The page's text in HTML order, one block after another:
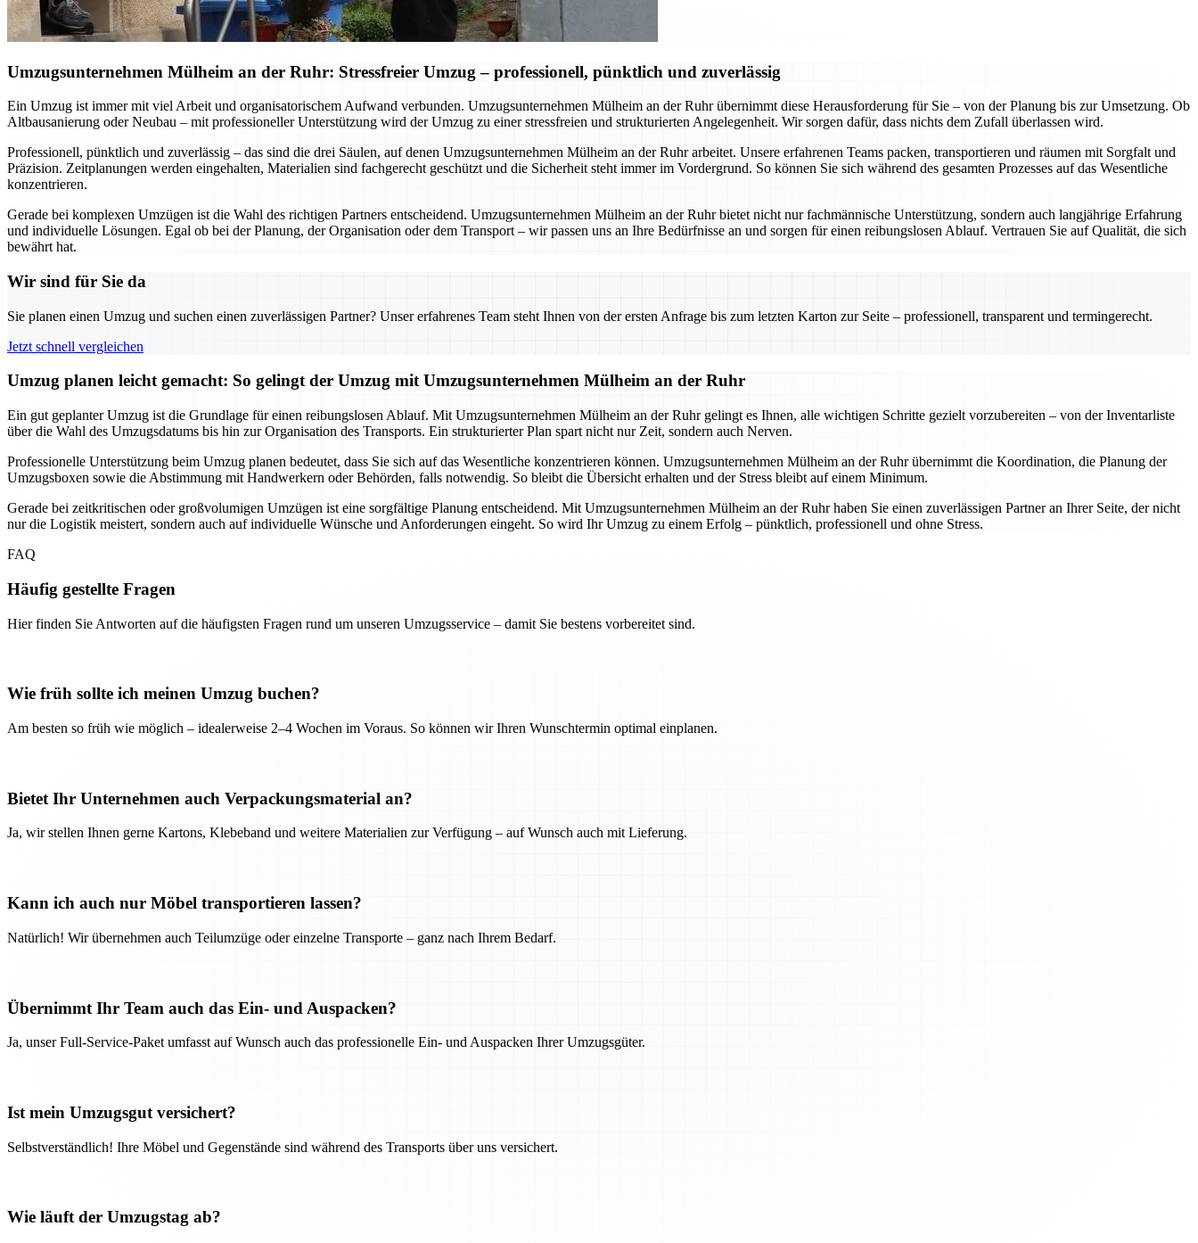
Umzugsunternehmen Mülheim an der Ruhr: Stressfreier Umzug – professionell, pünktlich und zuverlässig
Ein Umzug ist immer mit viel Arbeit und organisatorischem Aufwand verbunden. Umzugsunternehmen Mülheim an der Ruhr übernimmt diese Herausforderung für Sie – von der Planung bis zur Umsetzung. Ob
Altbausanierung oder Neubau – mit professioneller Unterstützung wird der Umzug zu einer stressfreien und strukturierten Angelegenheit. Wir sorgen dafür, dass nichts dem Zufall überlassen wird.
Professionell, pünktlich und zuverlässig – das sind die drei Säulen, auf denen Umzugsunternehmen Mülheim an der Ruhr arbeitet. Unsere erfahrenen Teams packen, transportieren und räumen mit Sorgfalt und
Präzision. Zeitplanungen werden eingehalten, Materialien sind fachgerecht geschützt und die Sicherheit steht immer im Vordergrund. So können Sie sich während des gesamten Prozesses auf das Wesentliche
konzentrieren.
Gerade bei komplexen Umzügen ist die Wahl des richtigen Partners entscheidend. Umzugsunternehmen Mülheim an der Ruhr bietet nicht nur fachmännische Unterstützung, sondern auch langjährige Erfahrung
und individuelle Lösungen. Egal ob bei der Planung, der Organisation oder dem Transport – wir passen uns an Ihre Bedürfnisse an und sorgen für einen reibungslosen Ablauf. Vertrauen Sie auf Qualität, die sich
bewährt hat.
Wir sind für Sie da
Sie planen einen Umzug und suchen einen zuverlässigen Partner? Unser erfahrenes Team steht Ihnen von der ersten Anfrage bis zum letzten Karton zur Seite – professionell, transparent und termingerecht.
Jetzt schnell vergleichen
Umzug planen leicht gemacht: So gelingt der Umzug mit Umzugsunternehmen Mülheim an der Ruhr
Ein gut geplanter Umzug ist die Grundlage für einen reibungslosen Ablauf. Mit Umzugsunternehmen Mülheim an der Ruhr gelingt es Ihnen, alle wichtigen Schritte gezielt vorzubereiten – von der Inventarliste
über die Wahl des Umzugsdatums bis hin zur Organisation des Transports. Ein strukturierter Plan spart nicht nur Zeit, sondern auch Nerven.
Professionelle Unterstützung beim Umzug planen bedeutet, dass Sie sich auf das Wesentliche konzentrieren können. Umzugsunternehmen Mülheim an der Ruhr übernimmt die Koordination, die Planung der
Umzugsboxen sowie die Abstimmung mit Handwerkern oder Behörden, falls notwendig. So bleibt die Übersicht erhalten und der Stress bleibt auf einem Minimum.
Gerade bei zeitkritischen oder großvolumigen Umzügen ist eine sorgfältige Planung entscheidend. Mit Umzugsunternehmen Mülheim an der Ruhr haben Sie einen zuverlässigen Partner an Ihrer Seite, der nicht
nur die Logistik meistert, sondern auch auf individuelle Wünsche und Anforderungen eingeht. So wird Ihr Umzug zu einem Erfolg – pünktlich, professionell und ohne Stress.
FAQ
Häufig gestellte Fragen
Hier finden Sie Antworten auf die häufigsten Fragen rund um unseren Umzugsservice – damit Sie bestens vorbereitet sind.
Wie früh sollte ich meinen Umzug buchen?
Am besten so früh wie möglich – idealerweise 2–4 Wochen im Voraus. So können wir Ihren Wunschtermin optimal einplanen.
Bietet Ihr Unternehmen auch Verpackungsmaterial an?
Ja, wir stellen Ihnen gerne Kartons, Klebeband und weitere Materialien zur Verfügung – auf Wunsch auch mit Lieferung.
Kann ich auch nur Möbel transportieren lassen?
Natürlich! Wir übernehmen auch Teilumzüge oder einzelne Transporte – ganz nach Ihrem Bedarf.
Übernimmt Ihr Team auch das Ein- und Auspacken?
Ja, unser Full-Service-Paket umfasst auf Wunsch auch das professionelle Ein- und Auspacken Ihrer Umzugsgüter.
Ist mein Umzugsgut versichert?
Selbstverständlich! Ihre Möbel und Gegenstände sind während des Transports über uns versichert.
Wie läuft der Umzugstag ab?